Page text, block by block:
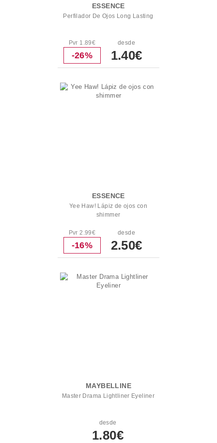
ESSENCE
Perfilador De Ojos Long Lasting
Pvr 1.89€
-26%
desde
1.40€
ESSENCE
Yee Haw! Lápiz de ojos con
shimmer
Pvr 2.99€
-16%
desde
2.50€
MAYBELLINE
Master Drama Lightliner Eyeliner
desde
1.80€